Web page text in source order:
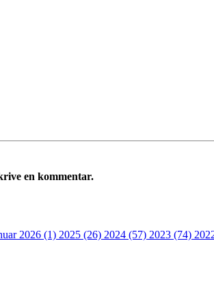
en kommentar.
2026 (1) 2025 (26) 2024 (57) 2023 (74)